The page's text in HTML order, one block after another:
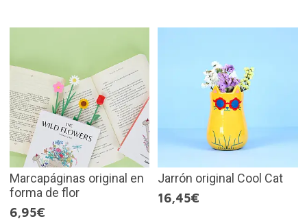
Marcapáginas original en
forma de flor
6,95€
Jarrón original Cool Cat
16,45€